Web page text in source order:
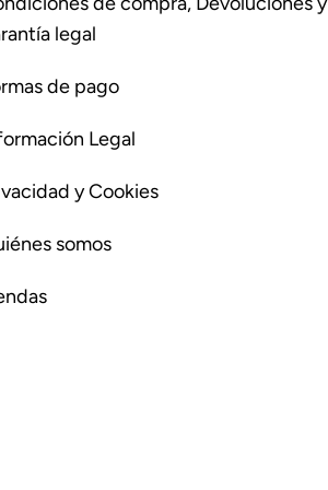
legal
de pago
Legal
y Cookies
somos